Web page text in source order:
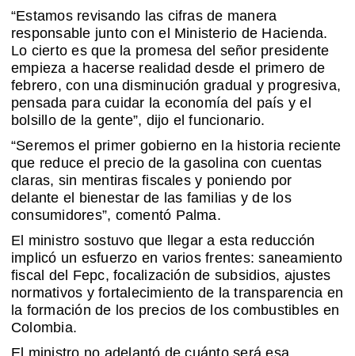
“Estamos revisando las cifras de manera
responsable junto con el Ministerio de Hacienda.
Lo cierto es que la promesa del señor presidente
empieza a hacerse realidad desde el primero de
febrero, con una disminución gradual y progresiva,
pensada para cuidar la economía del país y el
bolsillo de la gente”, dijo el funcionario.
“Seremos el primer gobierno en la historia reciente
que reduce el precio de la gasolina con cuentas
claras, sin mentiras fiscales y poniendo por
delante el bienestar de las familias y de los
consumidores”, comentó Palma.
El ministro sostuvo que llegar a esta reducción
implicó un esfuerzo en varios frentes: saneamiento
fiscal del Fepc, focalización de subsidios, ajustes
normativos y fortalecimiento de la transparencia en
la formación de los precios de los combustibles en
Colombia.